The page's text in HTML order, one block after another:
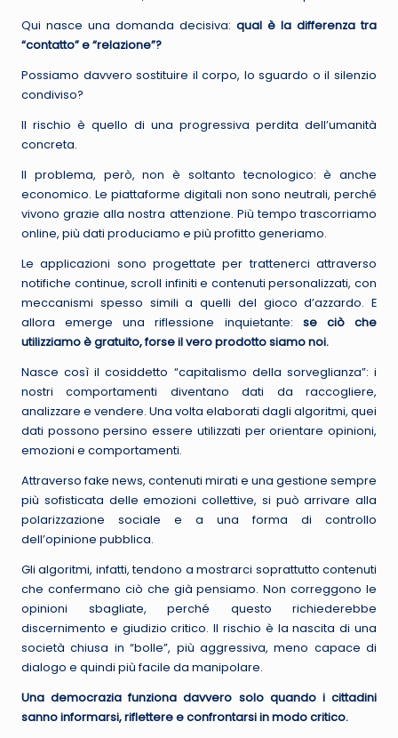
Qui nasce una domanda decisiva: qual è la differenza tra
“contatto” e “relazione”?
Possiamo davvero sostituire il corpo, lo sguardo o il silenzio
condiviso?
Il rischio è quello di una progressiva perdita dell’umanità
concreta.
Il problema, però, non è soltanto tecnologico: è anche
economico. Le piattaforme digitali non sono neutrali, perché
vivono grazie alla nostra attenzione. Più tempo trascorriamo
online, più dati produciamo e più profitto generiamo.
Le applicazioni sono progettate per trattenerci attraverso
notifiche continue, scroll infiniti e contenuti personalizzati, con
meccanismi spesso simili a quelli del gioco d’azzardo. E
allora emerge una riflessione inquietante: se ciò che
utilizziamo è gratuito, forse il vero prodotto siamo noi.
Nasce così il cosiddetto “capitalismo della sorveglianza”: i
nostri comportamenti diventano dati da raccogliere,
analizzare e vendere. Una volta elaborati dagli algoritmi, quei
dati possono persino essere utilizzati per orientare opinioni,
emozioni e comportamenti.
Attraverso fake news, contenuti mirati e una gestione sempre
più sofisticata delle emozioni collettive, si può arrivare alla
polarizzazione sociale e a una forma di controllo
dell’opinione pubblica.
Gli algoritmi, infatti, tendono a mostrarci soprattutto contenuti
che confermano ciò che già pensiamo. Non correggono le
opinioni sbagliate, perché questo richiederebbe
discernimento e giudizio critico. Il rischio è la nascita di una
società chiusa in “bolle”, più aggressiva, meno capace di
dialogo e quindi più facile da manipolare.
Una democrazia funziona davvero solo quando i cittadini
sanno informarsi, riflettere e confrontarsi in modo critico.